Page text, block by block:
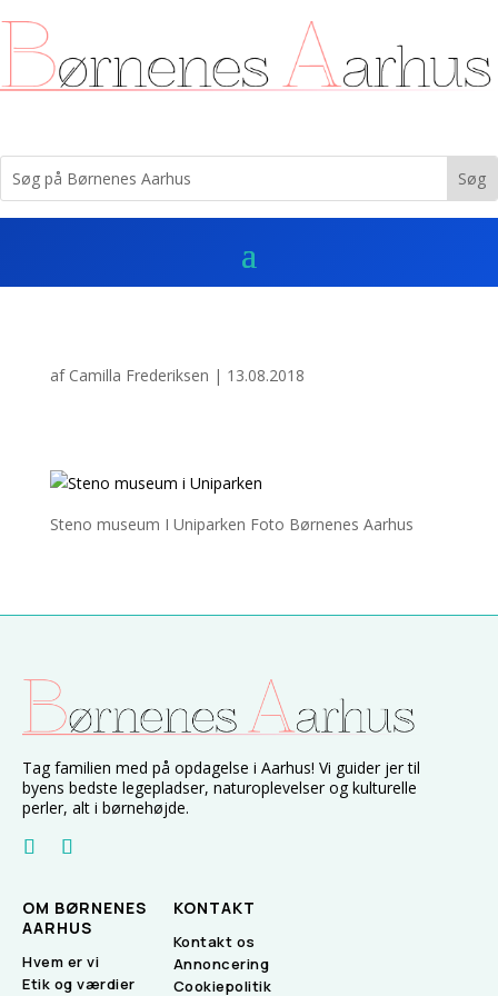
af Camilla Frederiksen | 13.08.2018
Steno museum I Uniparken Foto Børnenes Aarhus
Tag familien med på opdagelse i Aarhus! Vi guider jer til
byens bedste legepladser, naturoplevelser og kulturelle
perler, alt i børnehøjde.
OM BØRNENES
AARHUS
Hvem er vi
Etik og værdier
KONTAKT
Kontakt os
Annoncering
Cookiepolitik